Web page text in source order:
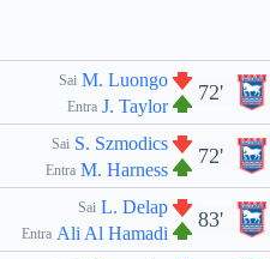
72'
Sai M. Luongo
Entra J. Taylor
72'
Sai S. Szmodics
Entra M. Harness
83'
Sai L. Delap
Entra Ali Al Hamadi